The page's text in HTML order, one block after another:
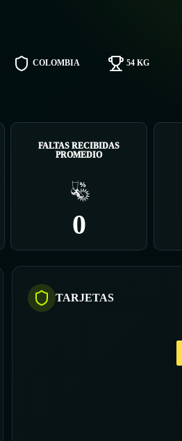
COLOMBIA 54 KG
FALTAS RECIBIDAS
PROMEDIO
0
TARJETAS